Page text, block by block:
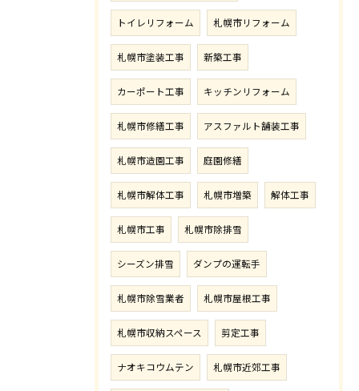
トイレリフォーム 札幌市リフォーム
札幌市塗装工事 新築工事
カーポート工事 キッチンリフォーム
札幌市修繕工事 アスファルト舗装工事
札幌市造園工事 庭園修繕
札幌市解体工事 札幌市増築 解体工事
札幌市工事 札幌市除排雪
シーズン排雪 ダンプの運転手
札幌市除雪業者 札幌市屋根工事
札幌市収納スペース 剪定工事
ナオキコウムテン 札幌市近郊工事